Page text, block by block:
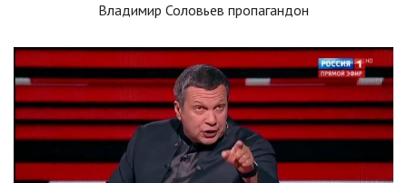
Владимир Соловьев пропагандон